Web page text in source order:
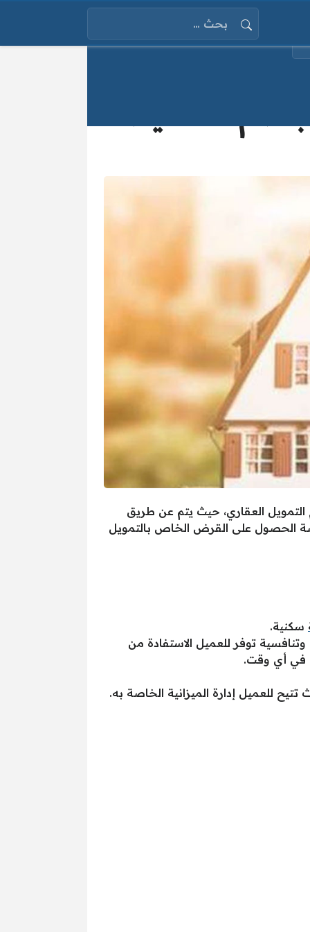
البحث عن:
العقاري، حيث يتم عن طريق
الحصول على القرض الخاص بالتمويل
سكنية.
ذات فائدة متغيرة وتنافسية توفر للعميل الاستفادة من
في أي وقت.
للعميل إدارة الميزانية الخاصة به.